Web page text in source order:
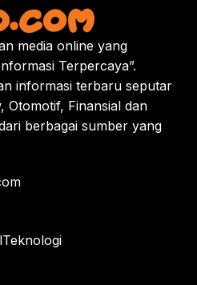
media online yang
Terpercaya”.
informasi terbaru seputar
Otomotif, Finansial dan
berbagai sumber yang
Teknologi